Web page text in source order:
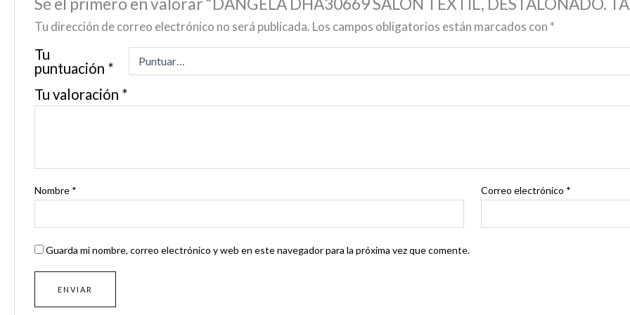
Tu dirección de correo electrónico no será publicada. Los campos obligatorios están marcados con *
Tu
puntuación *
Tu valoración *
Nombre * Correo electrónico *
Guarda mi nombre, correo electrónico y web en este navegador para la próxima vez que comente.